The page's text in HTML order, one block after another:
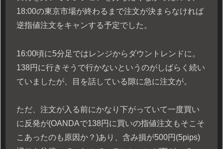
18:00の東京市場が終わるまで注文が決まらなければ
逆指値注文をキャンする予定でした。
16:00頃に5分足ではレンジからダウントレンドに。
138円に行きそうで行かないというのがしばらく続い
ていましたが、目を話している隙に急に注文が。
ただ、注文が入る前にかなり下がっていて一度買い
に反発が(OANDAで138円に買いの指値注文もそこそ
こあったのも原因か？)あり、含み損が500円(5pips)